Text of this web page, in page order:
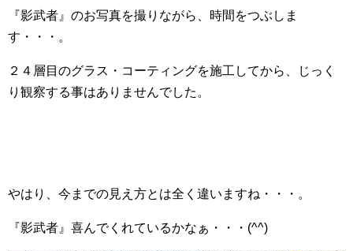
『影武者』のお写真を撮りながら、時間をつぶしま
す・・・。
２４層目のグラス・コーティングを施工してから、じっく
り観察する事はありませんでした。
やはり、今までの見え方とは全く違いますね・・・。
『影武者』喜んでくれているかなぁ・・・(^^)